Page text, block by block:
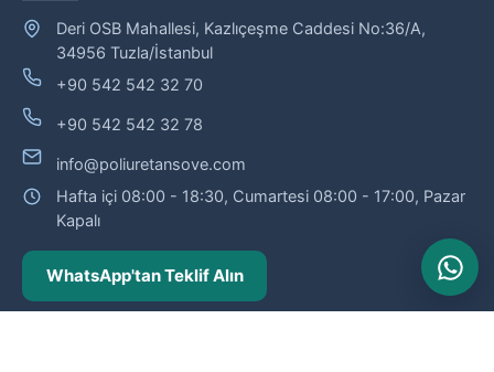
Deri OSB Mahallesi, Kazlıçeşme Caddesi No:36/A,
34956 Tuzla/İstanbul
+90 542 542 32 70
+90 542 542 32 78
info@poliuretansove.com
Hafta içi 08:00 - 18:30, Cumartesi 08:00 - 17:00, Pazar
Kapalı
WhatsApp'tan Teklif Alın